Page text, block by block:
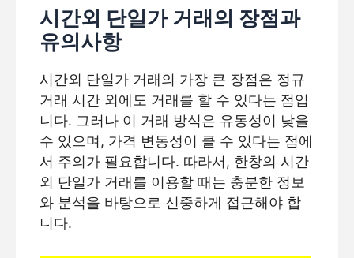
시간외 단일가 거래의 장점과
유의사항
시간외 단일가 거래의 가장 큰 장점은 정규
거래 시간 외에도 거래를 할 수 있다는 점입
니다. 그러나 이 거래 방식은 유동성이 낮을
수 있으며, 가격 변동성이 클 수 있다는 점에
서 주의가 필요합니다. 따라서, 한창의 시간
외 단일가 거래를 이용할 때는 충분한 정보
와 분석을 바탕으로 신중하게 접근해야 합
니다.